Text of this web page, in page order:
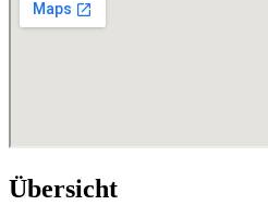
Übersicht